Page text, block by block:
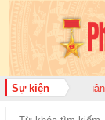
Sự kiện
Không quân 920